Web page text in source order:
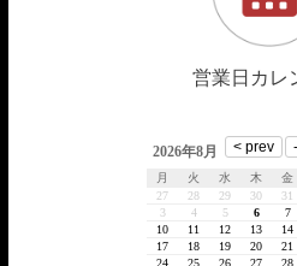
営業日カレ